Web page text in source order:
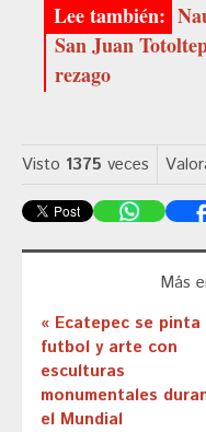
San Juan
rezago
Visto 1375 veces
Más
« Ecatepec se pinta
futbol y arte con
esculturas
monumentales
el Mundial